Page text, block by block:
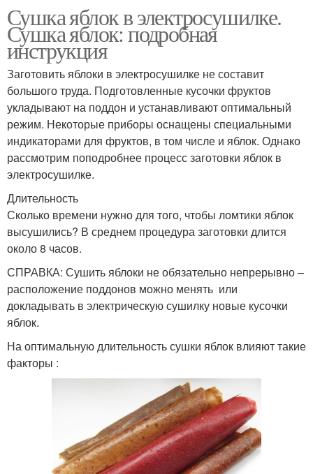
Сушка яблок в электросушилке.
Сушка яблок: подробная
инструкция
Заготовить яблоки в электросушилке не составит
большого труда. Подготовленные кусочки фруктов
укладывают на поддон и устанавливают оптимальный
режим. Некоторые приборы оснащены специальными
индикаторами для фруктов, в том числе и яблок. Однако
рассмотрим поподробнее процесс заготовки яблок в
электросушилке.
Длительность
Сколько времени нужно для того, чтобы ломтики яблок
высушились? В среднем процедура заготовки длится
около 8 часов.
СПРАВКА: Сушить яблоки не обязательно непрерывно –
расположение поддонов можно менять или
докладывать в электрическую сушилку новые кусочки
яблок.
На оптимальную длительность сушки яблок влияют такие
факторы :